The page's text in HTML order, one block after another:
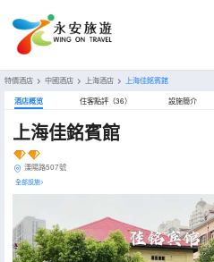
特價酒店 > 中國酒店 > 上海酒店 > 上海佳銘賓館
酒店概览 住客點評（36） 設施簡介
上海佳銘賓館
溧陽路507號
全部設施>